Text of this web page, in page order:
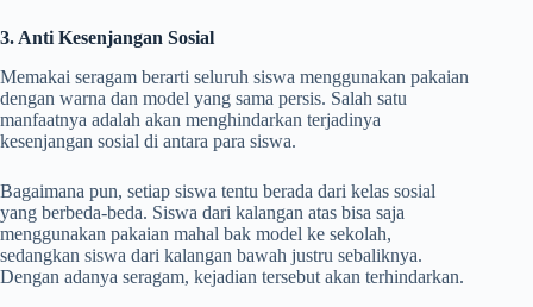
3. Anti Kesenjangan Sosial
Memakai seragam berarti seluruh siswa menggunakan pakaian
dengan warna dan model yang sama persis. Salah satu
manfaatnya adalah akan menghindarkan terjadinya
kesenjangan sosial di antara para siswa.
Bagaimana pun, setiap siswa tentu berada dari kelas sosial
yang berbeda-beda. Siswa dari kalangan atas bisa saja
menggunakan pakaian mahal bak model ke sekolah,
sedangkan siswa dari kalangan bawah justru sebaliknya.
Dengan adanya seragam, kejadian tersebut akan terhindarkan.